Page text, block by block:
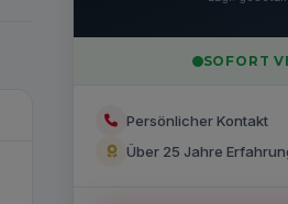
SOFORT
Persönlicher Kontakt
Über 25 Jahre